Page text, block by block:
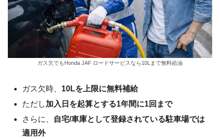
ガス欠でもHonda JAF ロードサービスなら10Lまで無料給油
ガス欠時、 10Lを上限に無料補給
ただし加入日を起算とする1年間に1回まで
さらに、
自宅/車庫として登録されている駐車場では
適用外